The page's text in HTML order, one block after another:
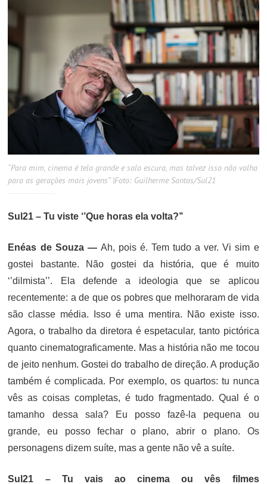
“Para mim, cinema é tela grande e sala escura, mas talvez isso não valha
para as gerações mais jovens” |Foto: Guilherme Santos/Sul21
Sul21 – Tu viste ‘’Que horas ela volta?’’
Enéas de Souza —Ah, pois é. Tem tudo a ver. Vi sim e
gostei bastante. Não gostei da história, que é muito
‘’dilmista’’. Ela defende a ideologia que se aplicou
recentemente: a de que os pobres que melhoraram de vida
são classe média. Isso é uma mentira. Não existe isso.
Agora, o trabalho da diretora é espetacular, tanto pictórica
quanto cinematograficamente. Mas a história não me tocou
de jeito nenhum. Gostei do trabalho de direção. A produção
também é complicada. Por exemplo, os quartos: tu nunca
vês as coisas completas, é tudo fragmentado. Qual é o
tamanho dessa sala? Eu posso fazê-la pequena ou
grande, eu posso fechar o plano, abrir o plano. Os
personagens dizem suíte, mas a gente não vê a suíte.
Sul21 – Tu vais ao cinema ou vês filmes